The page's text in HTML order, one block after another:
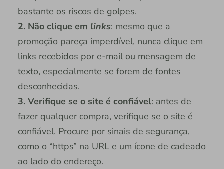
bastante os riscos de golpes.
2. Não clique em links: mesmo que a
promoção pareça imperdível, nunca clique em
links recebidos por e-mail ou mensagem de
texto, especialmente se forem de fontes
desconhecidas.
3. Verifique se o site é confiável: antes de
fazer qualquer compra, verifique se o site é
confiável. Procure por sinais de segurança,
como o “https” na URL e um ícone de cadeado
ao lado do endereço.